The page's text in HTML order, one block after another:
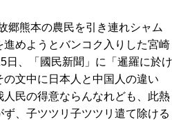
郷熊本の農民を引き連れシャム
進めようとバンコク入りした宮崎
日、「國民新聞」に「暹羅に於け
文中に日本人と中国人の違い
人民の得意ならんなれども、此熱
、子ツツリ子ツツリ遣て除ける